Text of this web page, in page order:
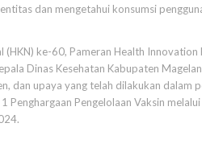
dan mengetahui konsumsi
(HKN) ke-60, Pameran Health
Dinas Kesehatan Kabupaten
dan upaya yang telah dilakukan dalam
Penghargaan Pengelolaan Vaksin